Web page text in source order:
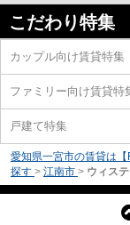
こだわり特集
カップル向け賃貸特集
ファミリー向け賃貸特
戸建て特集
愛知県一宮市の賃貸は
探す > 江南市 > ウィス